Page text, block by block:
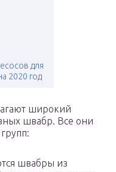
для
2020 год
широкий
швабр. Все они
швабры из